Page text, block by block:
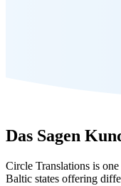
Das Sagen
Circle Translations is
Baltic states offering